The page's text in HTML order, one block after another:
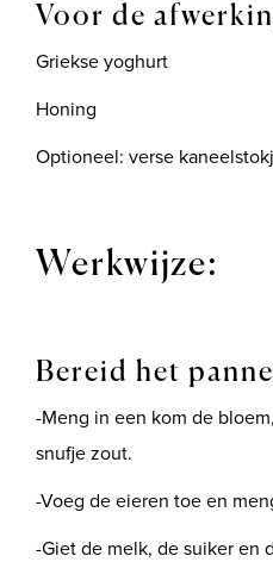
Voor de
Griekse yoghurt
Honing
Optioneel: verse
Werkwijze:
Bereid het
-Meng in een kom de
snufje zout.
-Voeg de eieren toe en
-Giet de melk, de suiker en